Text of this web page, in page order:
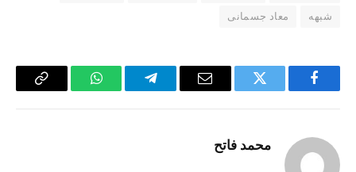
شبهه
معاد جسمانی
Facebook
Twitter
Email
Telegram
WhatsApp
Copy
محمد فاتح